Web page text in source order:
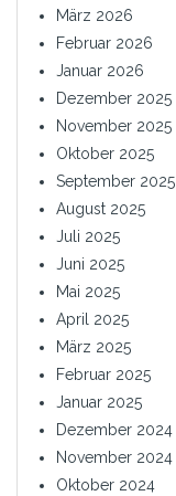
März 2026
Februar 2026
Januar 2026
Dezember 2025
November 2025
Oktober 2025
September 2025
August 2025
Juli 2025
Juni 2025
Mai 2025
April 2025
März 2025
Februar 2025
Januar 2025
Dezember 2024
November 2024
Oktober 2024